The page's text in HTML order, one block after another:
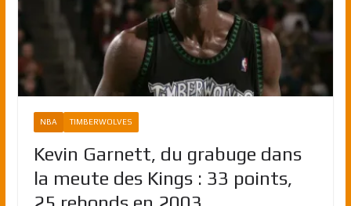
NBA TIMBERWOLVES
Kevin Garnett, du grabuge dans
la meute des Kings : 33 points,